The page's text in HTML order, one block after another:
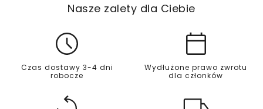
Nasze zalety dla Ciebie
Czas dostawy 3-4 dni
robocze
Wydłużone prawo zwrotu
dla członków